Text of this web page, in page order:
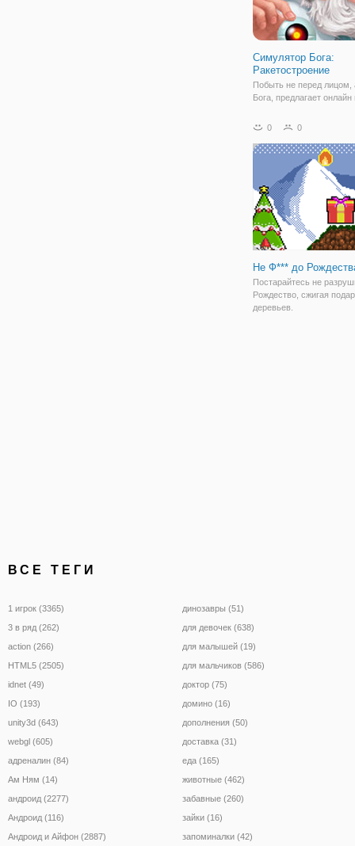
Симулятор Бога:
Ракетостроение
Побыть не перед лицом,
Бога, предлагает онлайн
Ракетостроение". В
Богом, но в собственной
и версии. И чтобы
планету ресурсами,
0 0
Не Ф*** до
Постарайтесь не
Рождество, сжигая
деревьев.
ВСЕ ТЕГИ
1 игрок (3365)
3 в ряд (262)
action (266)
HTML5 (2505)
idnet (49)
IO (193)
unity3d (643)
webgl (605)
адреналин (84)
Ам Ням (14)
андроид (2277)
Андроид (116)
Андроид и Айфон (2887)
динозавры (51)
для девочек (638)
для малышей (19)
для мальчиков (586)
доктор (75)
домино (16)
дополнения (50)
доставка (31)
еда (165)
животные (462)
забавные (260)
зайки (16)
запоминалки (42)